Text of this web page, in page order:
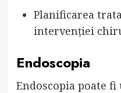
Planificarea
intervenției
Endoscopia
Endoscopia poate